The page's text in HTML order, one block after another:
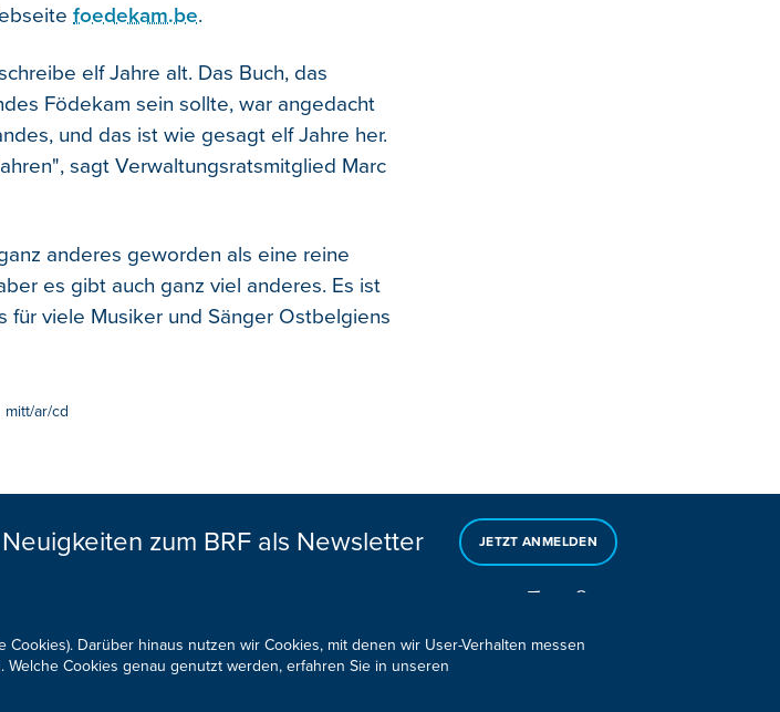
foedekam.be.
elf Jahre alt. Das Buch, das
Födekam sein sollte, war angedacht
und das ist wie gesagt elf Jahre her.
sagt Verwaltungsratsmitglied Marc
anderes geworden als eine reine
es gibt auch ganz viel anderes. Es ist
für viele Musiker und Sänger Ostbelgiens
mitt/ar/cd
Neuigkeiten zum BRF als Newsletter JETZT ANMELDEN
Darüber hinaus nutzen wir Cookies, mit denen wir User-Verhalten messen
Cookies genau genutzt werden, erfahren Sie in unseren